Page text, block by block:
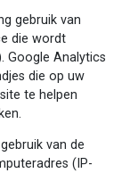
gebruik van
die wordt
Google Analytics
die op uw
te helpen
van de
(IP-